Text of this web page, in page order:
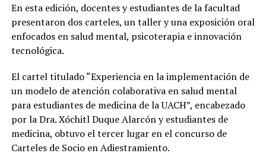
En esta edición, docentes y estudiantes de la facultad
presentaron dos carteles, un taller y una exposición oral
enfocados en salud mental, psicoterapia e innovación
tecnológica.
El cartel titulado “Experiencia en la implementación de
un modelo de atención colaborativa en salud mental
para estudiantes de medicina de la UACH”, encabezado
por la Dra. Xóchitl Duque Alarcón y estudiantes de
medicina, obtuvo el tercer lugar en el concurso de
Carteles de Socio en Adiestramiento.